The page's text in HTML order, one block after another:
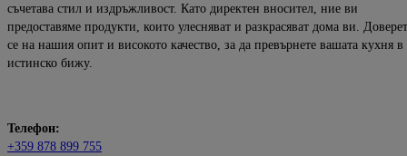
съчетава стил и издръжливост. Като директен вносител, ние ви
предоставяме продукти, които улесняват и разкрасяват дома ви.
се на нашия опит и високото качество, за да превърнете вашата кухня в
истинско бижу.
Телефон:
+359 878 899 755